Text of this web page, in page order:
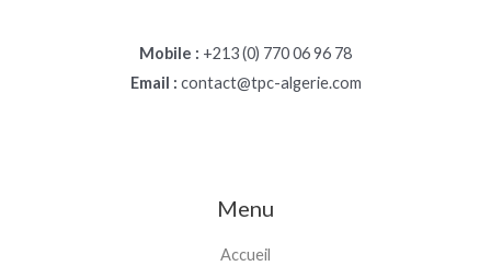
Mobile : +213 (0) 770 06 96 78
Email : contact@tpc-algerie.com
Menu
Accueil